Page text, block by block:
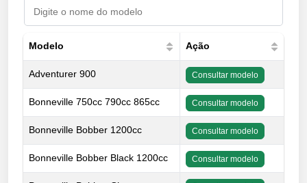
Modelo Ação
Adventurer 900 Consultar modelo
Bonneville 750cc 790cc 865cc Consultar modelo
Bonneville Bobber 1200cc Consultar modelo
Bonneville Bobber Black 1200cc Consultar modelo